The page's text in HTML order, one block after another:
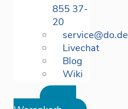
855 37-
20
service@do.de
Livechat
Blog
Wiki